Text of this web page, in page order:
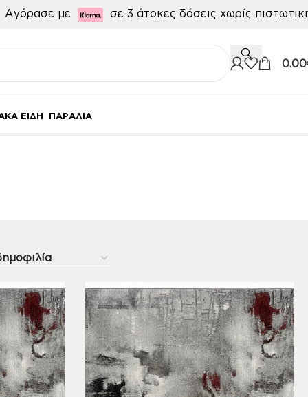
Αγόρασε με σε 3 άτοκες δόσεις χωρίς
0.00
ΕΙΔΗ ΠΑΡΑΛΙΑ